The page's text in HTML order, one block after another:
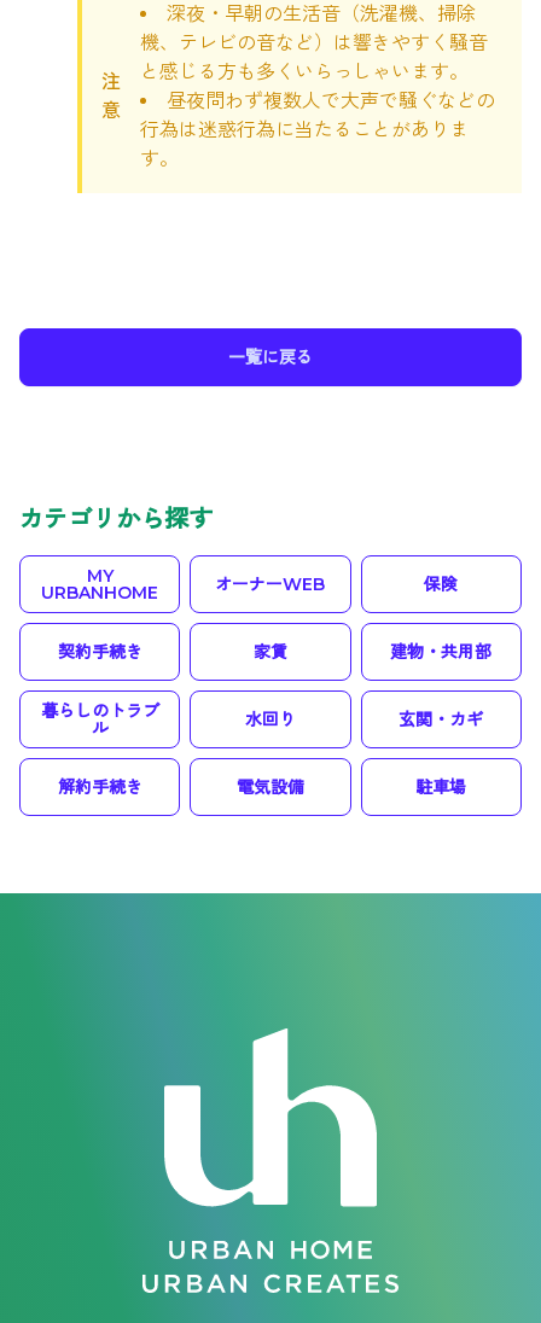
注
意
深夜・早朝の生活音（洗濯機、掃除
機、テレビの音など）は響きやすく騒音
と感じる方も多くいらっしゃいます。
昼夜問わず複数人で大声で騒ぐなどの
行為は迷惑行為に当たることがありま
す。
一覧に戻る
カテゴリから探す
MY
URBANHOME オーナーWEB 保険
契約手続き 家賃 建物・共用部
暮らしのトラブ
ル 水回り 玄関・カギ
解約手続き 電気設備 駐車場